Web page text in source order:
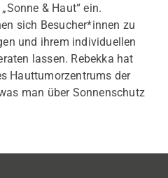
& Haut“ ein.
sich Besucher*innen zu
und ihrem individuellen
lassen. Rebekka hat
Hauttumorzentrums der
man über Sonnenschutz